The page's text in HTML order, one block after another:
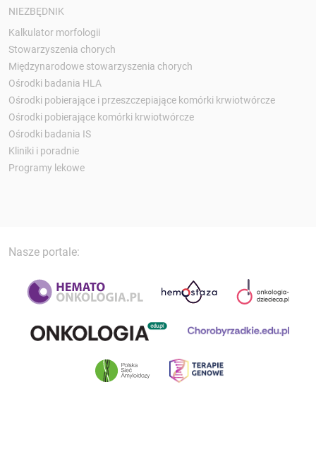
NIEZBĘDNIK
Kalkulator morfologii
Stowarzyszenia chorych
Międzynarodowe stowarzyszenia chorych
Ośrodki badania HLA
Ośrodki pobierające i przeszczepiające komórki krwiotwórcze
Ośrodki pobierające komórki krwiotwórcze
Ośrodki badania IS
Kliniki i poradnie
Programy lekowe
Nasze portale: